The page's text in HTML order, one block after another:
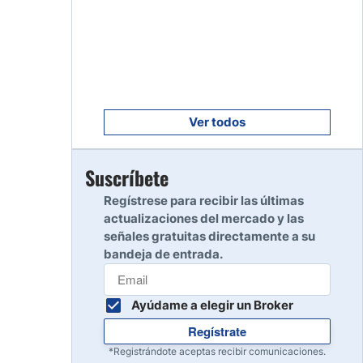
Leer reseña
10
Ver todos
Suscríbete
Regístrese para recibir las últimas
actualizaciones del mercado y las
señales gratuitas directamente a su
bandeja de entrada.
Ayúdame a elegir un Broker
Regístrate
*Registrándote aceptas recibir comunicaciones.